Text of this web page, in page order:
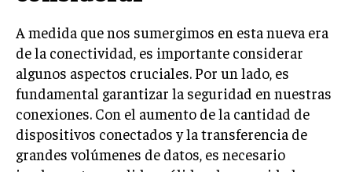
A medida que nos sumergimos en esta nueva era
de la conectividad, es importante considerar
algunos aspectos cruciales. Por un lado, es
fundamental garantizar la seguridad en nuestras
conexiones. Con el aumento de la cantidad de
dispositivos conectados y la transferencia de
grandes volúmenes de datos, es necesario